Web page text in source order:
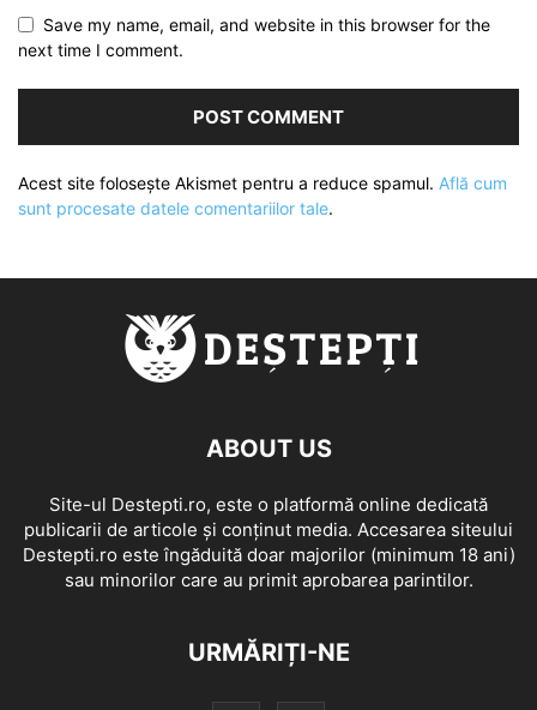
Save my name, email, and website in this browser for the
next time I comment.
Acest site folosește Akismet pentru a reduce spamul. Află cum
sunt procesate datele comentariilor tale.
ABOUT US
Site-ul Destepti.ro, este o platformă online dedicată
publicarii de articole și conținut media. Accesarea siteului
Destepti.ro este îngăduită doar majorilor (minimum 18 ani)
sau minorilor care au primit aprobarea parintilor.
URMĂRIȚI-NE